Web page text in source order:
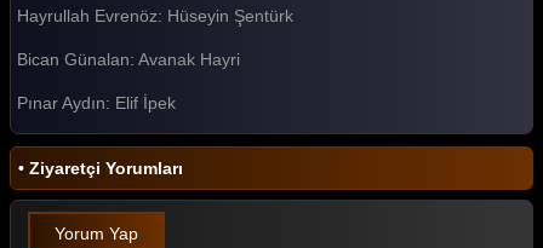
Akasya Durağı 34. Bölüm
Akasya Durağı 33. Bölüm
Akasya Durağı 32. Bölüm
Akasya Durağı 31. Bölüm
Akasya Durağı 30. Bölüm
Akasya Durağı 29. Bölüm
Hayrullah Evrenöz: Hüseyin Şentürk
Bican Günalan: Avanak Hayri
Pınar Aydın: Elif İpek
• Ziyaretçi Yorumları
Yorum Yap